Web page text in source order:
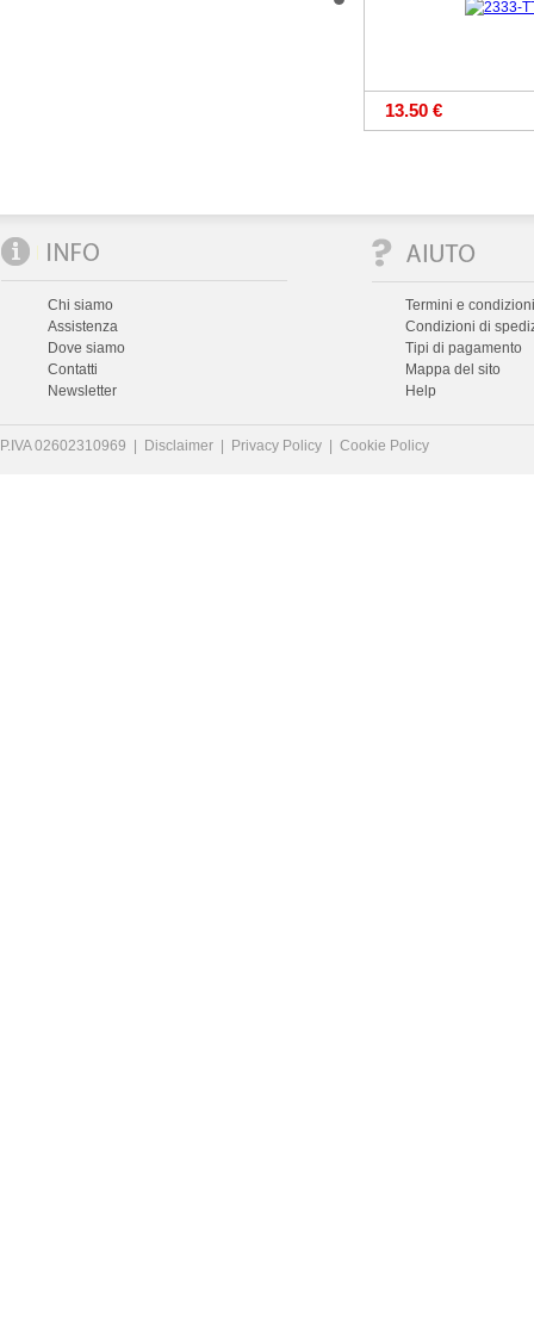
13.50 €
Chi siamo
Assistenza
Dove siamo
Contatti
Newsletter
Termini e
Condizioni di
Tipi di pagamento
Mappa del sito
Help
P.IVA 02602310969 | Disclaimer Privacy Policy Cookie Policy